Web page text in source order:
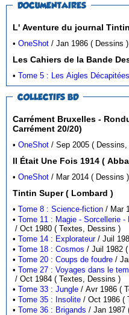
DOCUMENTAIRES
•OneShot / Jan 1986 ( Dessins )
•Tome 5 : Les Aigles Décapitées
COLLECTIFS BD
Carrément Bruxelles - Ronduit
Carrément 20/20)
•OneShot / Sep 2005 (
Il Était Une Fois 1914 (
•OneShot / Mar 2014 ( Dessins )
Tintin Super ( Lombard )
•Tome 8 : Science-fiction
•Tome 11 : Magie - Sorcellerie -
/ Oct 1980 ( Textes, Dessins )
•Tome 14 : Explorateur
•Tome 18 : Cosmos
•Tome 20 : Coups de foudre
•Tome 27 : Voyages dans le
/ Oct 1984 ( Textes, Dessins )
•Tome 33 : Jungle
/
•Tome 35 : Insolite
•Tome 36 : Brigands